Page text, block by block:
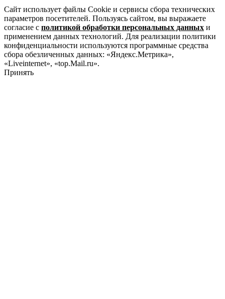
Сайт использует файлы Cookie и сервисы сбора технических
параметров посетителей. Пользуясь сайтом, вы выражаете
согласие с политикой обработки персональных данных и
применением данных технологий. Для реализации политики
конфиденциальности используются программные средства
сбора обезличенных данных: «Яндекс.Метрика»,
«Liveinternet», «top.Mail.ru».
Принять